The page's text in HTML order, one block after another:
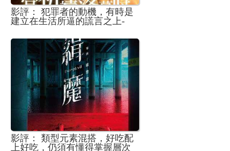
影評： 犯罪者的動機，有時是
建立在生活所逼的謊言之上-
影評： 類型元素混搭，好吃配
上好吃，仍須有懂得掌握層次